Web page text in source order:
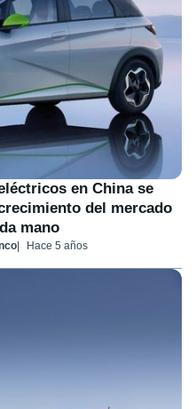
en China se
del mercado
mano
Hace 5 años